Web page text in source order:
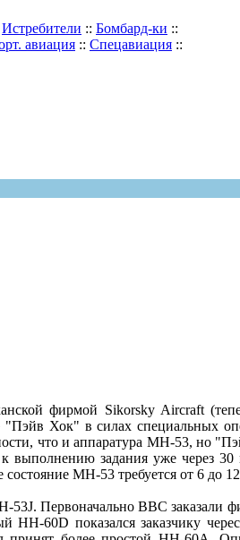
Истребители :: Бомбард-ки ::
авиация :: Спецавиация ::
фирмой Sikorsky Aircraft
"Пэйв Хок" в силах специальных
что и аппаратура МН-53, но
выполнению задания уже через
МН-53 требуется от 6 до
53J. Первоначально ВВС заказали
HH-60D показался заказчику